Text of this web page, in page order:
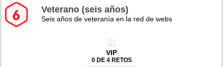
Veterano (seis años)
Seis años de veteranía en la red de webs
VIP
0 DE 4 RETOS